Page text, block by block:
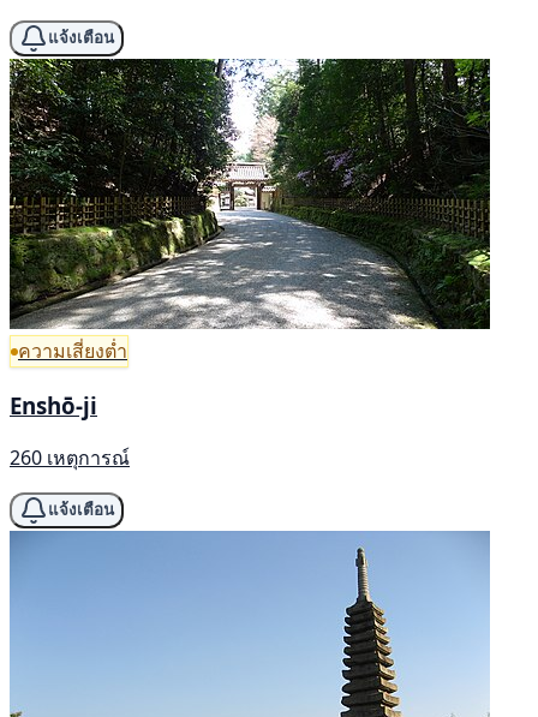
แจ้งเตือน
ความเสี่ยงต่ำ
Enshō-ji
260 เหตุการณ์
แจ้งเตือน